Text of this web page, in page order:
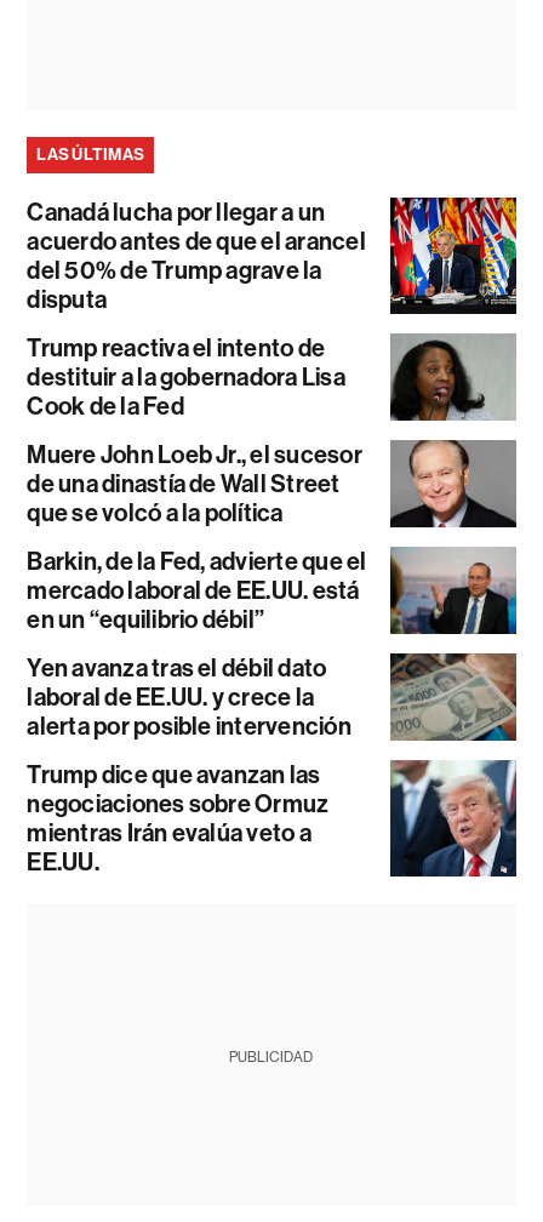
LAS ÚLTIMAS
Canadá lucha por llegar a un
acuerdo antes de que el arancel
del 50% de Trump agrave la
disputa
Trump reactiva el intento de
destituir a la gobernadora Lisa
Cook de la Fed
Muere John Loeb Jr., el sucesor
de una dinastía de Wall Street
que se volcó a la política
Barkin, de la Fed, advierte que el
mercado laboral de EE.UU. está
en un “equilibrio débil”
Yen avanza tras el débil dato
laboral de EE.UU. y crece la
alerta por posible intervención
Trump dice que avanzan las
negociaciones sobre Ormuz
mientras Irán evalúa veto a
EE.UU.
PUBLICIDAD